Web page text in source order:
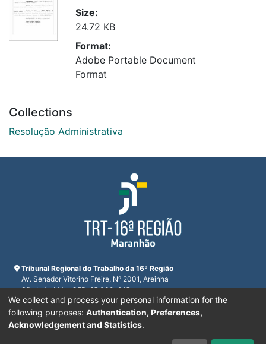
Size:
24.72 KB
Format:
Adobe Portable Document
Format
Collections
Resolução Administrativa
Tribunal Regional do Trabalho da 16ª Região
Av. Senador Vitorino Freire, Nº 2001, Areinha
São Luís, MA - CEP: 65.030-015
CNPJ 23.608.631/0001-93
Horário de funcionamento:
De segunda a sexta-feira das 7:30 às 16:00
Telefones:
We collect and process your personal information for the
following purposes: Authentication, Preferences,
Acknowledgement and Statistics.